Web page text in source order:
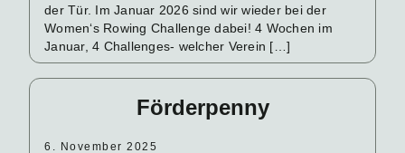
der Tür. Im Januar 2026 sind wir wieder bei der
Women‘s Rowing Challenge dabei! 4 Wochen im
Januar, 4 Challenges- welcher Verein […]
Förderpenny
6. November 2025